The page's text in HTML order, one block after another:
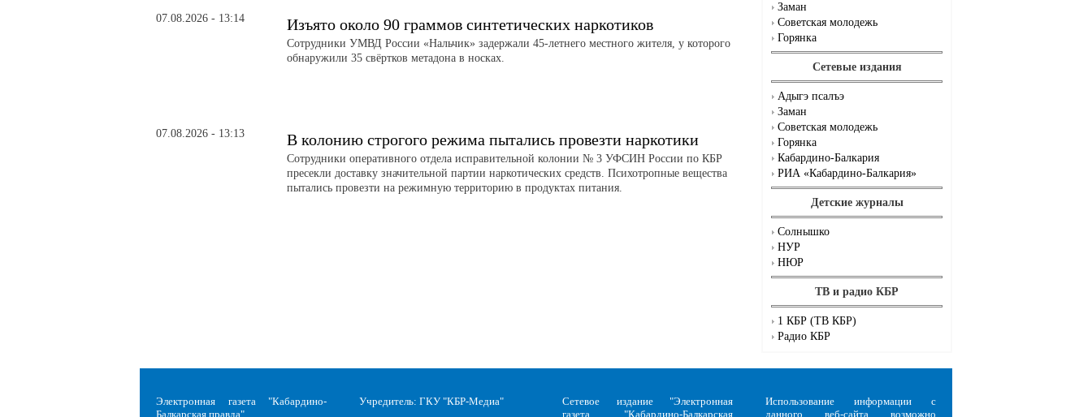
Заман
Советская молодежь
Горянка
Сетевые издания
Адыгэ псалъэ
Заман
Советская молодежь
Горянка
Кабардино-Балкария
РИА «Кабардино-Балкария»
Детские журналы
Солнышко
НУР
НЮР
ТВ и радио КБР
1 КБР (ТВ КБР)
Радио КБР
07.08.2026 - 13:14 Изъято около 90 граммов синтетических наркотиков
Сотрудники УМВД России «Нальчик» задержали 45-летнего местного жителя, у которого
обнаружили 35 свёртков метадона в носках.
07.08.2026 - 13:13 В колонию строгого режима пытались провезти наркотики
Сотрудники оперативного отдела исправительной колонии № 3 УФСИН России по КБР
пресекли доставку значительной партии наркотических средств. Психотропные вещества
пытались провезти на режимную территорию в продуктах питания.
Электронная газета "Кабардино-
Балкарская правда"
Учредитель: ГКУ "КБР-Медиа"
Сетевое издание "Электронная
газета "Кабардино-Балкарская
Использование информации с
данного веб-сайта возможно